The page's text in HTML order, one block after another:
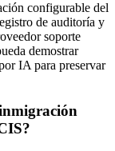
configurable del
de auditoría y
soporte
demostrar
IA para preservar